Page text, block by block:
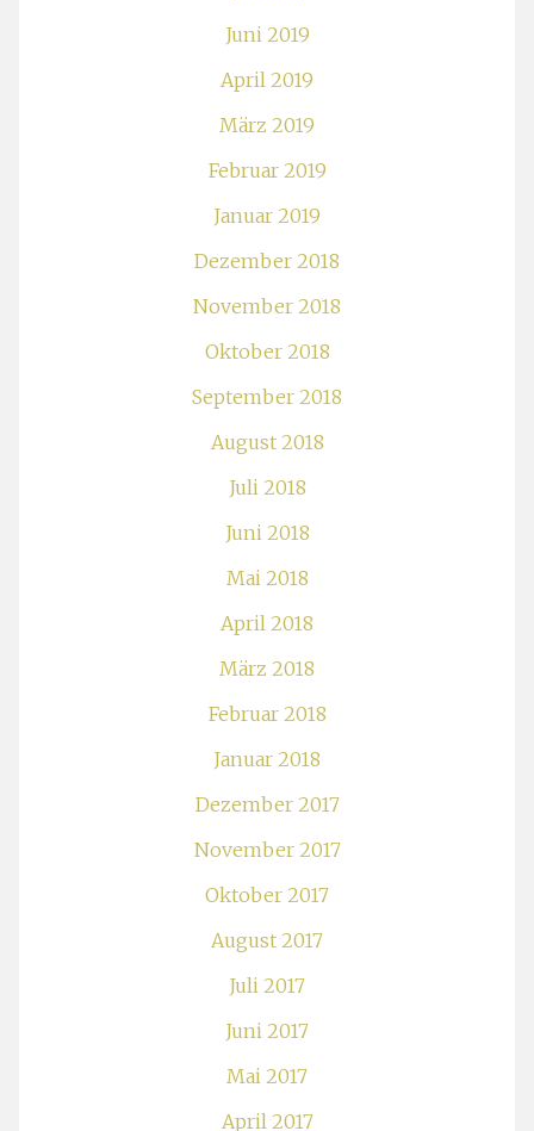
Juni 2019
April 2019
März 2019
Februar 2019
Januar 2019
Dezember 2018
November 2018
Oktober 2018
September 2018
August 2018
Juli 2018
Juni 2018
Mai 2018
April 2018
März 2018
Februar 2018
Januar 2018
Dezember 2017
November 2017
Oktober 2017
August 2017
Juli 2017
Juni 2017
Mai 2017
April 2017